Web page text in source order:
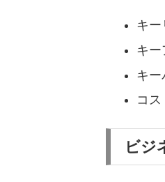
キー
キー
キー
コス
ビジ